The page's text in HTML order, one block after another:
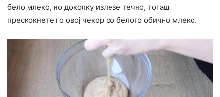
бело млеко, но доколку излезе течно, тогаш
прескокнете го овој чекор со белото обично млеко.